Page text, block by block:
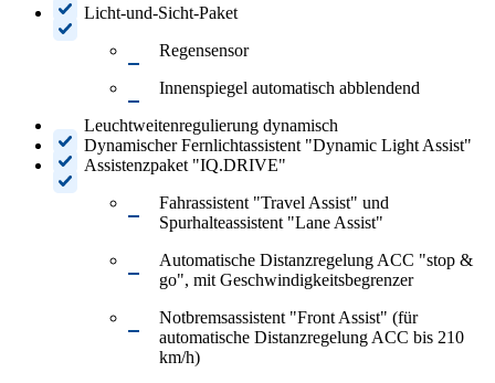
Licht-und-Sicht-Paket
Regensensor
Innenspiegel automatisch abblendend
Leuchtweitenregulierung dynamisch
Dynamischer Fernlichtassistent "Dynamic Light Assist"
Assistenzpaket "IQ.DRIVE"
Fahrassistent "Travel Assist" und
Spurhalteassistent "Lane Assist"
Automatische Distanzregelung ACC "stop &
go", mit Geschwindigkeitsbegrenzer
Notbremsassistent "Front Assist" (für
automatische Distanzregelung ACC bis 210
km/h)